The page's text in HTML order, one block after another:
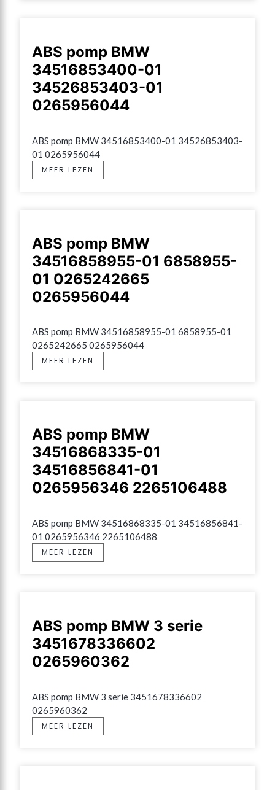
ABS pomp BMW
34516853400-01
34526853403-01
0265956044
ABS pomp BMW 34516853400-01 34526853403-
01 0265956044
MEER LEZEN
ABS pomp BMW
34516858955-01 6858955-
01 0265242665
0265956044
ABS pomp BMW 34516858955-01 6858955-01
0265242665 0265956044
MEER LEZEN
ABS pomp BMW
34516868335-01
34516856841-01
0265956346 2265106488
ABS pomp BMW 34516868335-01 34516856841-
01 0265956346 2265106488
MEER LEZEN
ABS pomp BMW 3 serie
3451678336602
0265960362
ABS pomp BMW 3 serie 3451678336602
0265960362
MEER LEZEN